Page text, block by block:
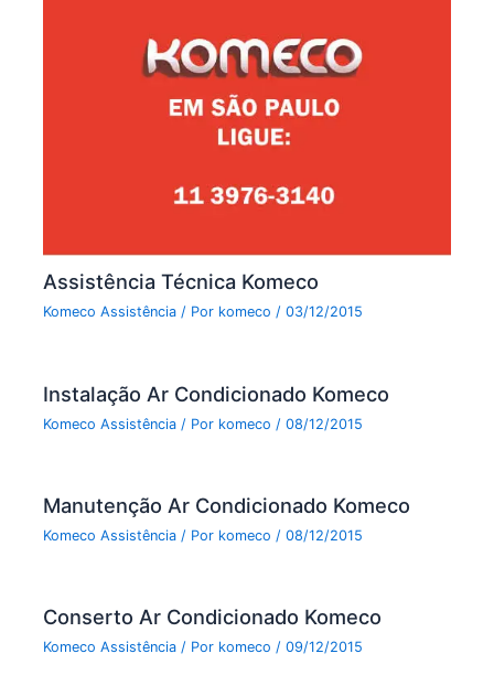
Assistência Técnica Komeco
Komeco Assistência / Por komeco/03/12/2015
Instalação Ar Condicionado Komeco
Komeco Assistência / Por komeco /08/12/2015
Manutenção Ar Condicionado Komeco
Komeco Assistência / Por komeco /08/12/2015
Conserto Ar Condicionado Komeco
Komeco Assistência / Por komeco/09/12/2015